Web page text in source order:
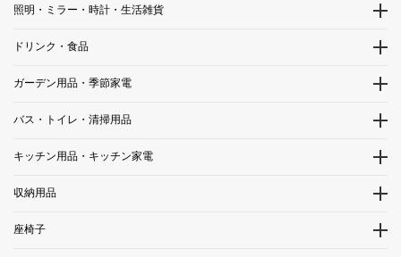
照明・ミラー・時計・生活雑貨
ドリンク・食品
ガーデン用品・季節家電
バス・トイレ・清掃用品
キッチン用品・キッチン家電
収納用品
座椅子